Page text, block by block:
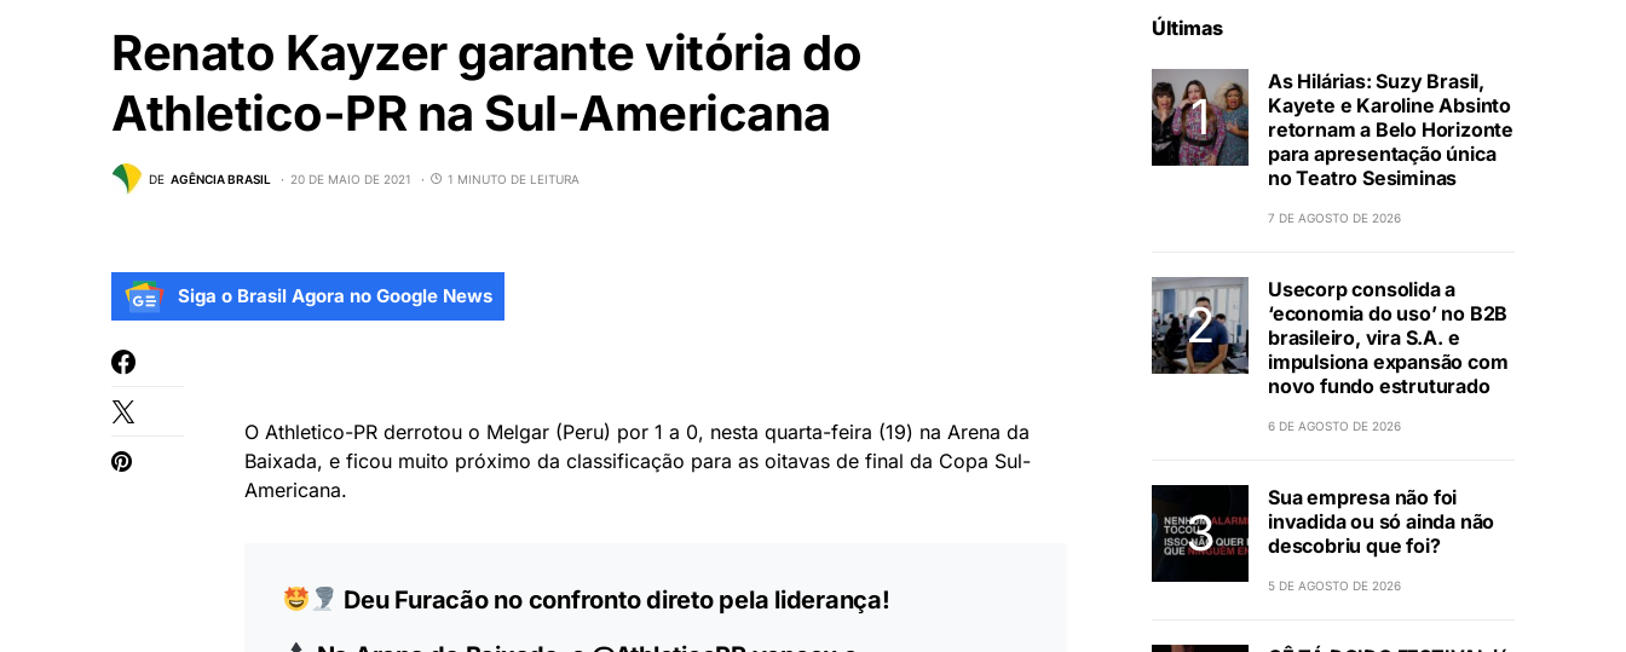
Renato Kayzer garante vitória do
Athletico-PR na Sul-Americana
DE AGÊNCIA BRASIL 20 DE MAIO DE 2021 1 MINUTO DE LEITURA
Siga o Brasil Agora no Google News
O Athletico-PR derrotou o Melgar (Peru) por 1 a 0, nesta quarta-feira (19) na Arena da
Baixada, e ficou muito próximo da classificação para as oitavas de final da Copa Sul-
Americana.
Deu Furacão no confronto direto pela liderança!
Últimas
As Hilárias: Suzy Brasil,
Kayete e Karoline Absinto
retornam a Belo Horizonte
para apresentação única
no Teatro Sesiminas
7 DE AGOSTO DE 2026
Usecorp consolida a
‘economia do uso’ no B2B
brasileiro, vira S.A. e
impulsiona expansão com
novo fundo estruturado
6 DE AGOSTO DE 2026
Sua empresa não foi
invadida ou só ainda não
descobriu que foi?
5 DE AGOSTO DE 2026